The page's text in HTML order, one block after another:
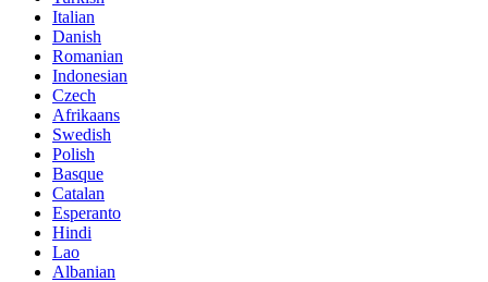
Italian
Danish
Romanian
Indonesian
Czech
Afrikaans
Swedish
Polish
Basque
Catalan
Esperanto
Hindi
Lao
Albanian